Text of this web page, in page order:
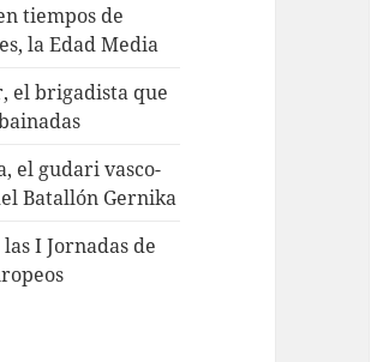
tiempos de
la Edad Media
el brigadista que
el gudari vasco-
Batallón Gernika
I Jornadas de